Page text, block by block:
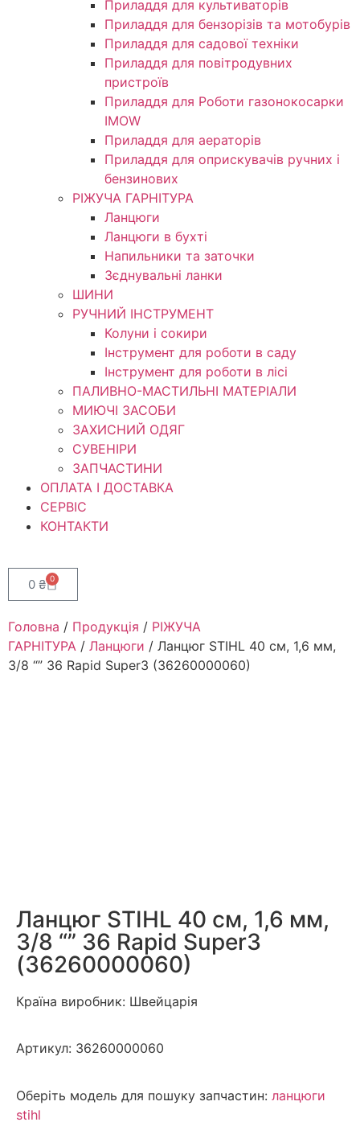
Приладдя для культиваторів
Приладдя для бензорізів та мотобурів
Приладдя для садової техніки
Приладдя для повітродувних
пристроїв
Приладдя для Роботи газонокосарки
IMOW
Приладдя для аераторів
Приладдя для оприскувачів ручних і
бензинових
РІЖУЧА ГАРНІТУРА
Ланцюги
Ланцюги в бухті
Напильники та заточки
Зєднувальні ланки
ШИНИ
РУЧНИЙ ІНСТРУМЕНТ
Колуни і сокири
Інструмент для роботи в саду
Інструмент для роботи в лісі
ПАЛИВНО-МАСТИЛЬНІ МАТЕРІАЛИ
МИЮЧІ ЗАСОБИ
ЗАХИСНИЙ ОДЯГ
СУВЕНІРИ
ЗАПЧАСТИНИ
ОПЛАТА І ДОСТАВКА
СЕРВІС
КОНТАКТИ
0 ₴ 0
Головна / Продукція / РІЖУЧА
ГАРНІТУРА / Ланцюги / Ланцюг STIHL 40 см, 1,6 мм,
3/8 “” 36 Rapid Super3 (36260000060)
Ланцюг STIHL 40 см, 1,6 мм,
3/8 “” 36 Rapid Super3
(36260000060)
Країна виробник: Швейцарія
Артикул: 36260000060
Оберіть модель для пошуку запчастин: ланцюги
stihl